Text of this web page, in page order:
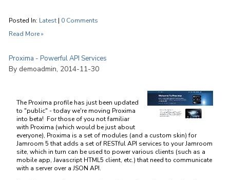
Posted In: Latest | 0 Comments
Read More »
Proxima - Powerful API Services
By demoadmin, 2014-11-30
The Proxima profile has just been updated
to "public" - today we're moving Proxima
into beta! For those of you not familiar
with Proxima (which would be just about
everyone), Proxima is a set of modules (and a custom skin) for
Jamroom 5 that adds a set of RESTful API services to your Jamroom
site, which in turn can be used to power various clients (such as a
mobile app, Javascript HTML5 client, etc.) that need to communicate
with a server over a JSON API.